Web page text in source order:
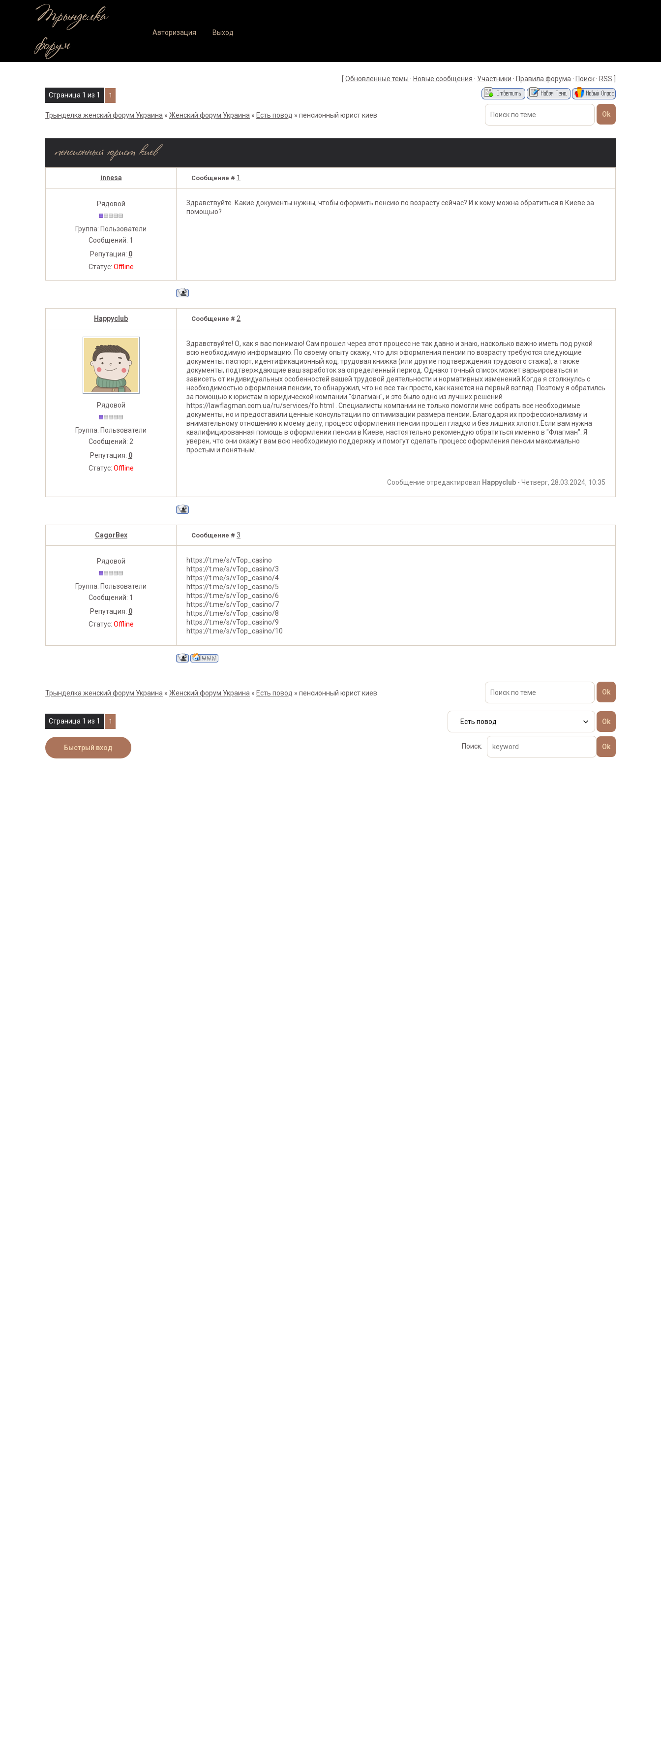
Трынделка
форум
Авторизация Выход
Обновленные темы · Новые сообщения · Участники · Правила форума · Поиск · RSS
Страница 1 из 1 1
Трынделка женский форум Украина » Женский форум Украина » Есть повод » пенсионный юрист киев
пенсионный юрист киев
innesa Сообщение # 1
Рядовой
Группа: Пользователи
Сообщений: 1
Репутация: 0
Статус: Offline
Здравствуйте. Какие документы нужны, чтобы оформить пенсию по возрасту сейчас? И к кому можна обратиться в Киеве за
помощью?
Happyclub Сообщение # 2
Рядовой
Группа: Пользователи
Сообщений: 2
Репутация: 0
Статус: Offline
Здравствуйте! О, как я вас понимаю! Сам прошел через этот процесс не так давно и знаю, насколько важно иметь под рукой
всю необходимую информацию. По своему опыту скажу, что для оформления пенсии по возрасту требуются следующие
документы: паспорт, идентификационный код, трудовая книжка (или другие подтверждения трудового стажа), а также
документы, подтверждающие ваш заработок за определенный период. Однако точный список может варьироваться и
зависеть от индивидуальных особенностей вашей трудовой деятельности и нормативных изменений.Когда я столкнулсь с
необходимостью оформления пенсии, то обнаружил, что не все так просто, как кажется на первый взгляд. Поэтому я обратилсь
за помощью к юристам в юридической компании "Флагман", и это было одно из лучших решений
https://lawflagman.com.ua/ru/services/fo.html . Специалисты компании не только помогли мне собрать все необходимые
документы, но и предоставили ценные консультации по оптимизации размера пенсии. Благодаря их профессионализму и
внимательному отношению к моему делу, процесс оформления пенсии прошел гладко и без лишних хлопот.Если вам нужна
квалифицированная помощь в оформлении пенсии в Киеве, настоятельно рекомендую обратиться именно в "Флагман". Я
уверен, что они окажут вам всю необходимую поддержку и помогут сделать процесс оформления пенсии максимально
простым и понятным.
Сообщение отредактировал Happyclub - Четверг, 28.03.2024, 10:35
CagorBex Сообщение # 3
Рядовой
Группа: Пользователи
Сообщений: 1
Репутация: 0
Статус: Offline
https://t.me/s/vTop_casino
https://t.me/s/vTop_casino/3
https://t.me/s/vTop_casino/4
https://t.me/s/vTop_casino/5
https://t.me/s/vTop_casino/6
https://t.me/s/vTop_casino/7
https://t.me/s/vTop_casino/8
https://t.me/s/vTop_casino/9
https://t.me/s/vTop_casino/10
Трынделка женский форум Украина » Женский форум Украина » Есть повод » пенсионный юрист киев
Страница 1 из 1 1
Поиск: